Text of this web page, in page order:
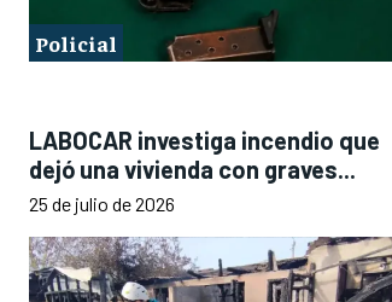
Policial
LABOCAR investiga incendio que
dejó una vivienda con graves...
25 de julio de 2026